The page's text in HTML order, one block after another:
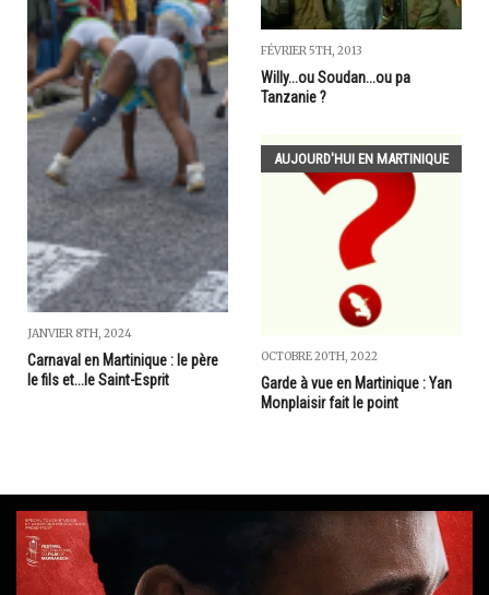
JANVIER 8TH, 2024
Carnaval en Martinique : le père
le fils et...le Saint-Esprit
FÉVRIER 5TH, 2013
Willy...ou Soudan...ou pa
Tanzanie ?
AUJOURD'HUI EN MARTINIQUE
OCTOBRE 20TH, 2022
Garde à vue en Martinique : Yan
Monplaisir fait le point